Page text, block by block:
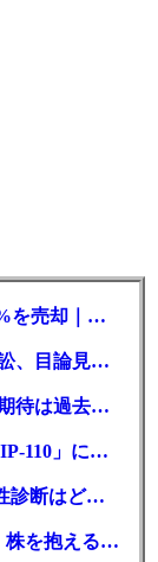
マイニング大手MARA、採掘BTCの91%を売却｜純損失6億ドル
仮想通貨カストディ大手BitGoに集団訴訟、目論見書が争点に
ビットコイン6万5000ドル回復も、上値期待は過去最低の23%
ビットコインに分岐リスク？新提案「BIP-110」に期限迫る
55時間で6700件の指摘、AIのBTC脆弱性診断はどこまで本物か
キオクシア、5万円台一時回復も2%安｜株を抱える東芝は純利益30倍